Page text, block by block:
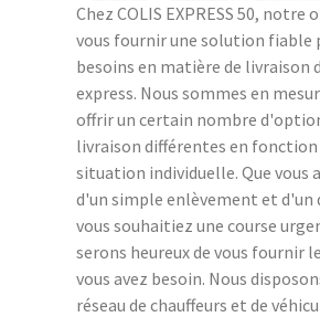
Chez COLIS EXPRESS 50, notre
vous fournir une solution fiable
besoins en matière de livraison
express. Nous sommes en
offrir un certain nombre
livraison différentes en fonction
situation individuelle. Que vous
d'un simple enlèvement et d'un
vous souhaitiez une course
serons heureux de vous fournir
vous avez besoin. Nous
réseau de chauffeurs et de